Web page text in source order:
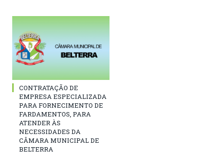
CONTRATAÇÃO DE
EMPRESA ESPECIALIZADA
PARA FORNECIMENTO DE
FARDAMENTOS, PARA
ATENDER ÀS
NECESSIDADES DA
CÂMARA MUNICIPAL DE
BELTERRA